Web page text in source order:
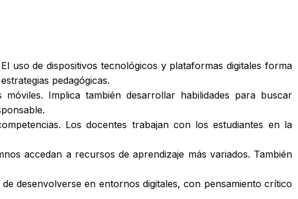
uso de dispositivos tecnológicos y plataformas digitales forma
pedagógicas.
Implica también desarrollar habilidades para buscar
Los docentes trabajan con los estudiantes en la
accedan a recursos de aprendizaje más variados. También
desenvolverse en entornos digitales, con pensamiento crítico